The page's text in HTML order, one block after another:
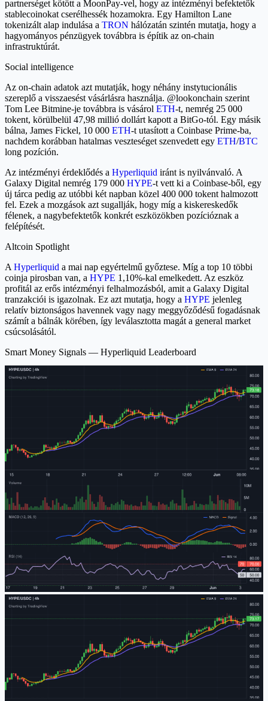
partnerséget kötött a MoonPay-vel, hogy az intézményi befektetők
stablecoinokat cserélhessék hozamokra. Egy Hamilton Lane
tokenizált alap indulása a TRON hálózatán szintén mutatja, hogy a
hagyományos pénzügyek továbbra is építik az on-chain
infrastruktúrát.
Social intelligence
Az on-chain adatok azt mutatják, hogy néhány instytucionális
szereplő a visszaesést vásárlásra használja. @lookonchain szerint
Tom Lee Bitmine-je továbbra is vásárol ETH-t, nemrég 25 000
tokent, körülbelül 47,98 millió dollárt kapott a BitGo-tól. Egy másik
bálna, James Fickel, 10 000 ETH-t utasított a Coinbase Prime-ba,
nachdem korábban hatalmas veszteséget szenvedett egy ETH/BTC
long pozíción.
Az intézményi érdeklődés a Hyperliquid iránt is nyilvánvaló. A
Galaxy Digital nemrég 179 000 HYPE-t vett ki a Coinbase-ből, egy
új tárca pedig az utóbbi két napban közel 400 000 tokent halmozott
fel. Ezek a mozgások azt sugallják, hogy míg a kiskereskedők
félenek, a nagybefektetők konkrét eszközökben pozícióznak a
felépítését.
Altcoin Spotlight
A Hyperliquid a mai nap egyértelmű győztese. Míg a top 10 többi
coinja pirosban van, a HYPE 1,10%-kal emelkedett. Az eszköz
profitál az erős intézményi felhalmozásból, amit a Galaxy Digital
tranzakciói is igazolnak. Ez azt mutatja, hogy a HYPE jelenleg
relatív biztonságos havennek vagy nagy meggyőződésű fogadásnak
számít a bálnák körében, így leválasztotta magát a general market
csúcsolásától.
Smart Money Signals — Hyperliquid Leaderboard